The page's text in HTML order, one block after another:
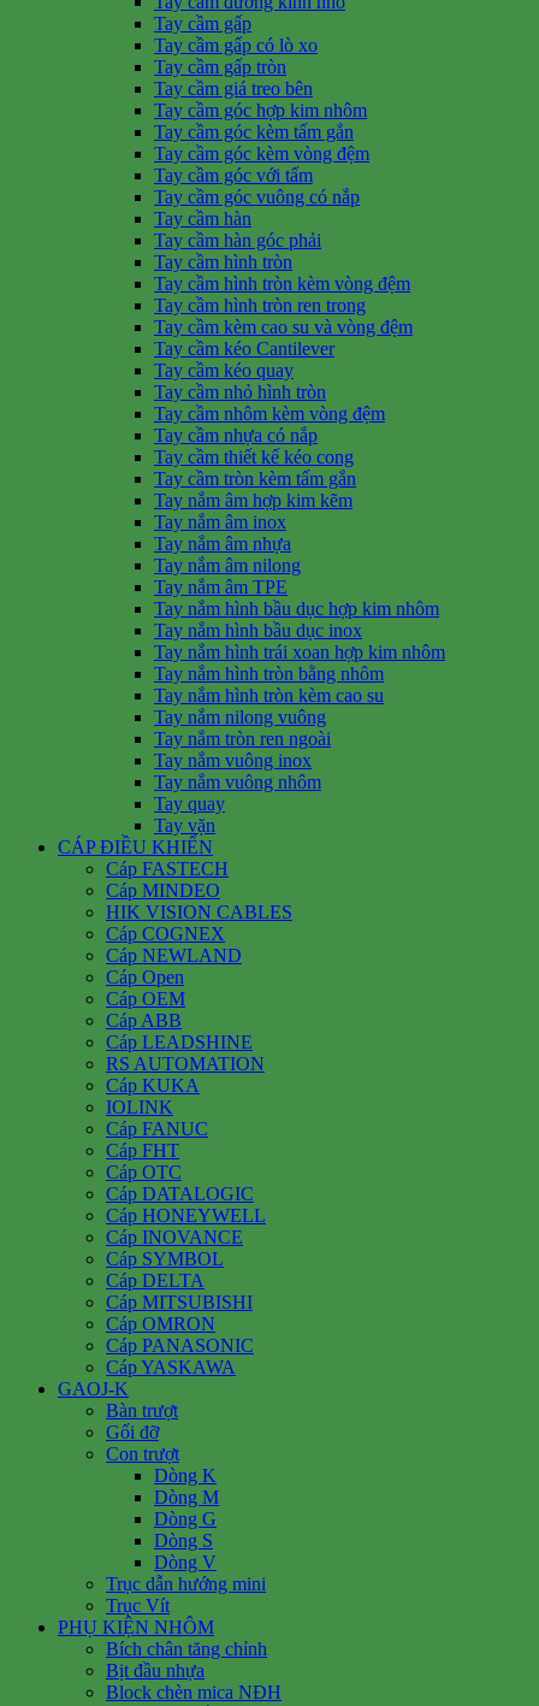
Tay cầm gấp
Tay cầm gấp có lò xo
Tay cầm gấp tròn
Tay cầm giá treo bên
Tay cầm góc hợp kim nhôm
Tay cầm góc kèm tấm gắn
Tay cầm góc kèm vòng đệm
Tay cầm góc với tấm
Tay cầm góc vuông có nắp
Tay cầm hàn
Tay cầm hàn góc phải
Tay cầm hình tròn
Tay cầm hình tròn kèm vòng đệm
Tay cầm hình tròn ren trong
Tay cầm kèm cao su và vòng đệm
Tay cầm kéo Cantilever
Tay cầm kéo quay
Tay cầm nhỏ hình tròn
Tay cầm nhôm kèm vòng đệm
Tay cầm nhựa có nắp
Tay cầm thiết kế kéo cong
Tay cầm tròn kèm tấm gắn
Tay nắm âm hợp kim kẽm
Tay nắm âm inox
Tay nắm âm nhựa
Tay nắm âm nilong
Tay nắm âm TPE
Tay nắm hình bầu dục hợp kim nhôm
Tay nắm hình bầu dục inox
Tay nắm hình trái xoan hợp kim nhôm
Tay nắm hình tròn bằng nhôm
Tay nắm hình tròn kèm cao su
Tay nắm nilong vuông
Tay nắm tròn ren ngoài
Tay nắm vuông inox
Tay nắm vuông nhôm
Tay quay
Tay vặn
CÁP ĐIỀU KHIỂN
Cáp FASTECH
Cáp MINDEO
HIK VISION CABLES
Cáp COGNEX
Cáp NEWLAND
Cáp Open
Cáp OEM
Cáp ABB
Cáp LEADSHINE
RS AUTOMATION
Cáp KUKA
IOLINK
Cáp FANUC
Cáp FHT
Cáp OTC
Cáp DATALOGIC
Cáp HONEYWELL
Cáp INOVANCE
Cáp SYMBOL
Cáp DELTA
Cáp MITSUBISHI
Cáp OMRON
Cáp PANASONIC
Cáp YASKAWA
GAOJ-K
Bàn trượt
Gối đỡ
Con trượt
Dòng K
Dòng M
Dòng G
Dòng S
Dòng V
Trục dẫn hướng mini
Trục Vít
PHỤ KIỆN NHÔM
Bích chân tăng chỉnh
Bịt đầu nhựa
Block chèn mica NĐH